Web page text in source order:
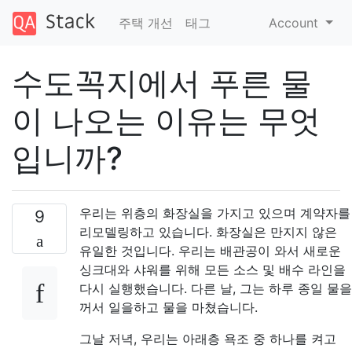
주택 개선 태그 Account
수도꼭지에서 푸른 물
이 나오는 이유는 무엇
입니까?
9
우리는 위층의 화장실을 가지고 있으며 계약자를
리모델링하고 있습니다. 화장실은 만지지 않은
유일한 것입니다. 우리는 배관공이 와서 새로운
싱크대와 샤워를 위해 모든 소스 및 배수 라인을
다시 실행했습니다. 다른 날, 그는 하루 종일 물을
꺼서 일을하고 물을 마쳤습니다.
그날 저녁, 우리는 아래층 욕조 중 하나를 켜고